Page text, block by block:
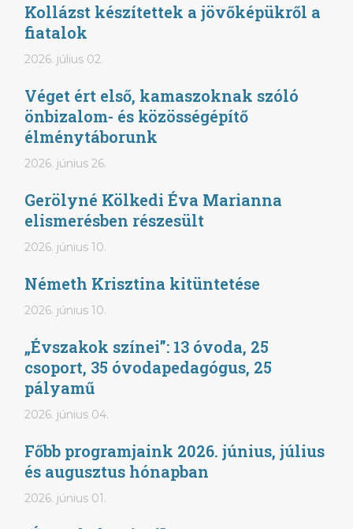
Kollázst készítettek a jövőképükről a
fiatalok
2026. július 02.
Véget ért első, kamaszoknak szóló
önbizalom- és közösségépítő
élménytáborunk
2026. június 26.
Gerölyné Kölkedi Éva Marianna
elismerésben részesült
2026. június 10.
Németh Krisztina kitüntetése
2026. június 10.
„Évszakok színei”: 13 óvoda, 25
csoport, 35 óvodapedagógus, 25
pályamű
2026. június 04.
Főbb programjaink 2026. június, július
és augusztus hónapban
2026. június 01.